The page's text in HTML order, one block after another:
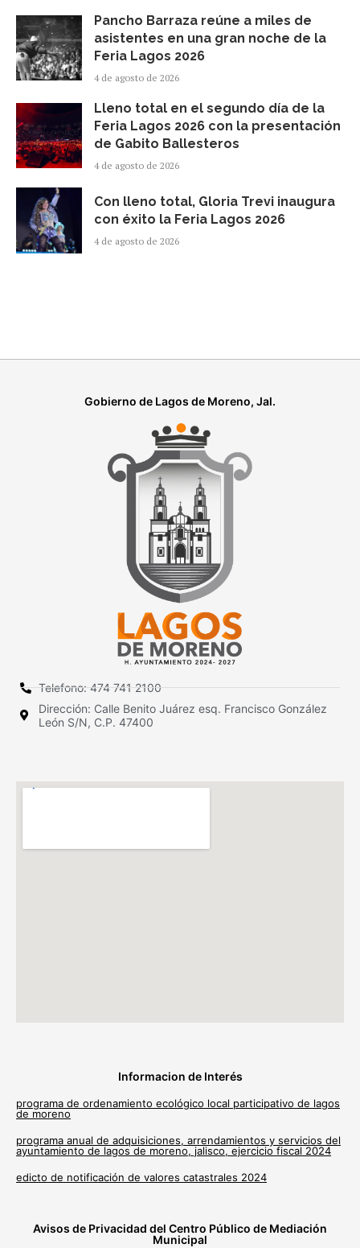
Pancho Barraza reúne a miles de
asistentes en una gran noche de la
Feria Lagos 2026
4 de agosto de 2026
Lleno total en el segundo día de la
Feria Lagos 2026 con la presentación
de Gabito Ballesteros
4 de agosto de 2026
Con lleno total, Gloria Trevi inaugura
con éxito la Feria Lagos 2026
4 de agosto de 2026
Gobierno de Lagos de Moreno, Jal.
Telefono: 474 741 2100
Dirección: Calle Benito Juárez esq. Francisco González
León S/N, C.P. 47400
Informacion de Interés
programa de ordenamiento ecológico local participativo de lagos
de moreno
programa anual de adquisiciones, arrendamientos y servicios del
ayuntamiento de lagos de moreno, jalisco, ejercicio fiscal 2024
edicto de notificación de valores catastrales 2024
Avisos de Privacidad del Centro Público de Mediación
Municipal